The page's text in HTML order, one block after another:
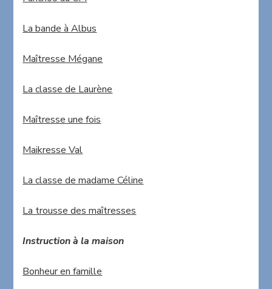
La bande à Albus
Maîtresse Mégane
La classe de Laurène
Maîtresse une fois
Maikresse Val
La classe de madame Céline
La trousse des maîtresses
Instruction à la maison
Bonheur en famille